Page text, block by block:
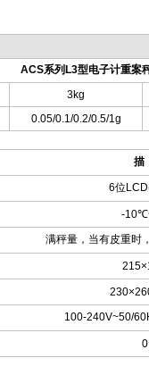
ACS系列L3型电子计重案
3kg
0.05/0.1/0.2/0.5/1g
6位
-
满秤量，当有皮重时
100-240V~50/